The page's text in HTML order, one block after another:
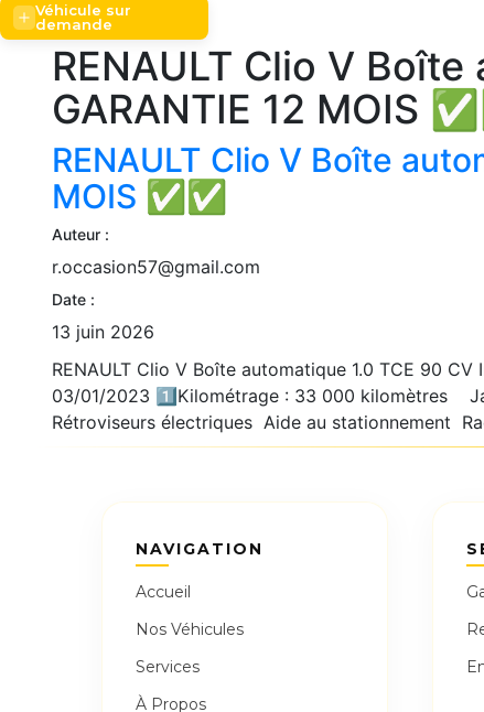
Véhicule sur
demande
RENAULT Clio V
GARANTIE 12 MOIS
RENAULT Clio V Boîte
MOIS ✅✅
Auteur :
r.occasion57@gmail.com
Date :
13 juin 2026
RENAULT Clio V Boîte automatique 1.0 TCE 90
03/01/2023 1️⃣Kilométrage : 33 000 kilomètres
Rétroviseurs électriques Aide au stationnement
NAVIGATION
Accueil
Nos Véhicules
Services
À Propos